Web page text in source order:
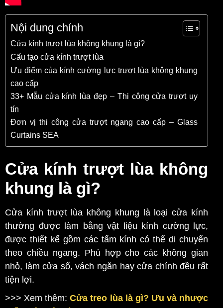
Nội dung chính
Cửa kính trượt lùa không khung là gì?
Cấu tạo cửa kính trượt lùa
Ưu điểm của kính cường lực trượt lùa không khung
cao cấp
33+ Mẫu cửa kính lùa đẹp – Thi công cửa trượt uy
tín
Đơn vị thi công cửa trượt ngang cao cấp – Glass
Curtains SEA
Cửa kính trượt lùa không
khung là gì?
Cửa kính trượt lùa không khung là loại cửa kính
thường được làm bằng vật liệu kính cường lực,
được thiết kế gồm các tấm kính có thể di chuyển
theo chiều ngang. Phù hợp cho các không gian
nhỏ, làm cửa sổ, vách ngăn hay cửa chính đều rất
tiện lợi.
>>> Xem thêm:Cửa treo lùa là gì? Ưu và nhược